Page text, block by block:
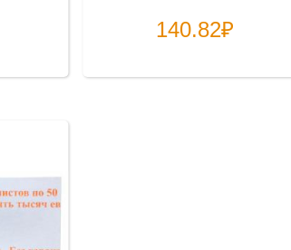
140.82₽